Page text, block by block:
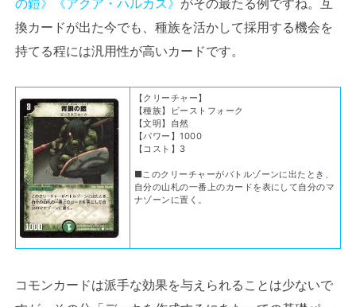
の鎧》
《アクア・ハルカス》 がその最たる例ですね。互
換カードが出た今でも、種族を活かして採用する機会を
持てる程には汎用性が高いカードです。
【クリーチャー】
【種族】ビーストフォーク
【文明】自然
【パワー】1000
【コスト】3
■このクリーチャーがバトルゾーンに出たとき、
自分の山札の一番上のカードを表にして自分のマ
ナゾーンに置く。
コモンカードは派手な効果を与えられることは少ないで